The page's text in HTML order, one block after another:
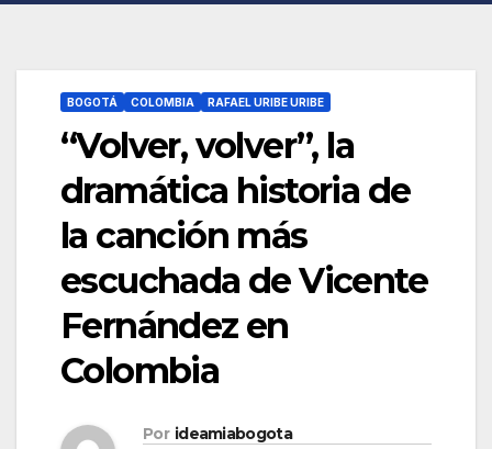
BOGOTÁ COLOMBIA RAFAEL URIBE URIBE
“Volver, volver”, la
dramática historia de
la canción más
escuchada de Vicente
Fernández en
Colombia
Por ideamiabogota